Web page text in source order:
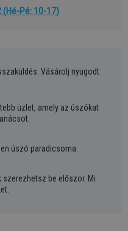
(Hé-Pé: 10-17)
Vásárolj nyugodt
üzlet, amely az úszókat
úszó paradicsoma.
szerezhetsz be először. Mi